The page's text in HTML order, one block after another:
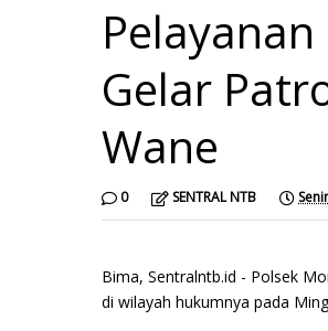
Gelar
Wane
0 SENTRAL NTB
Bima, Sentralntb.id - Polsek
di wilayah hukumnya pada